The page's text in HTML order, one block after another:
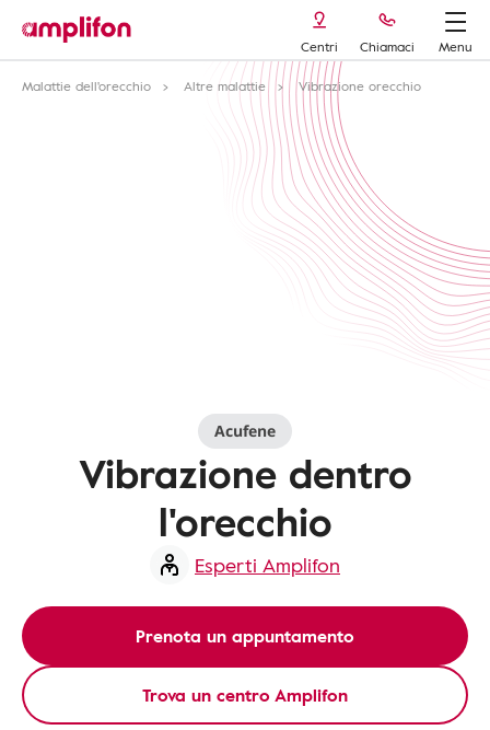
Centri Chiamaci
Menu
Malattie dell'orecchio
Altre malattie Vibrazione orecchio
Acufene
Vibrazione dentro
l'orecchio
Esperti Amplifon
Prenota un appuntamento
Trova un centro Amplifon